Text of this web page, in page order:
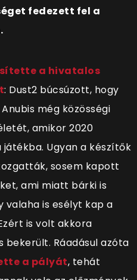
fedezett fel a
a hivatalos
: Dust2 búcsúzott, hogy
még közösségi
amikor 2020
Ugyan a készítők
sosem kapott
ami miatt bárki is
is esélyt kap a
is volt akkora
bekerült. Ráadásul azóta
a pályát, tehát